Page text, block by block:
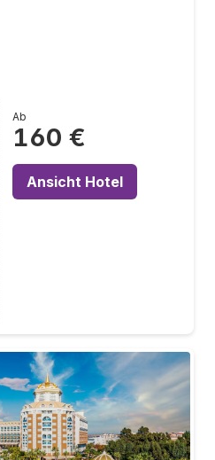
Ab
160 €
Ansicht Hotel